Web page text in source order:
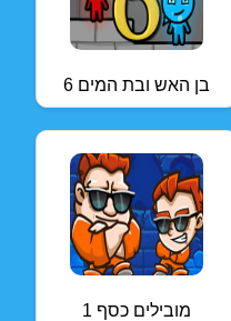
בן האש ובת המים 6
מובילים כסף 1